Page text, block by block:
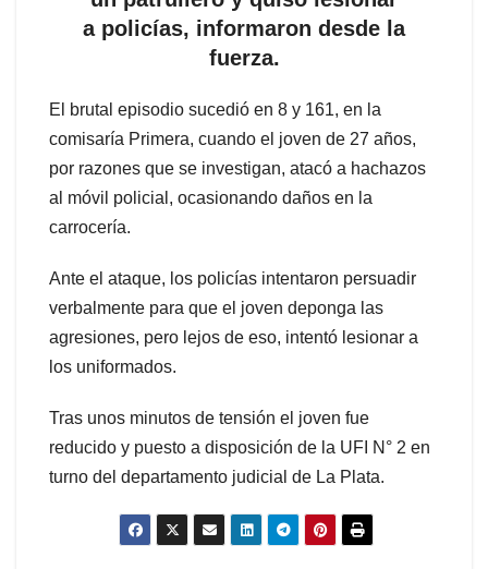
a policías, informaron desde la
fuerza.
El brutal episodio sucedió en 8 y 161, en la
comisaría Primera, cuando el joven de 27 años,
por razones que se investigan, atacó a hachazos
al móvil policial, ocasionando daños en la
carrocería.
Ante el ataque, los policías intentaron persuadir
verbalmente para que el joven deponga las
agresiones, pero lejos de eso, intentó lesionar a
los uniformados.
Tras unos minutos de tensión el joven fue
reducido y puesto a disposición de la UFI N° 2 en
turno del departamento judicial de La Plata.